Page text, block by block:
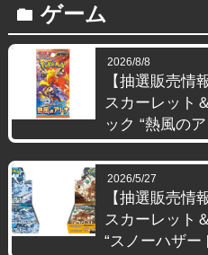
folder ゲーム
2026/8/8
【抽選販売情
スカーレット
ック “熱風の
2026/5/27
【抽選販売情
スカーレット
“スノーハザー